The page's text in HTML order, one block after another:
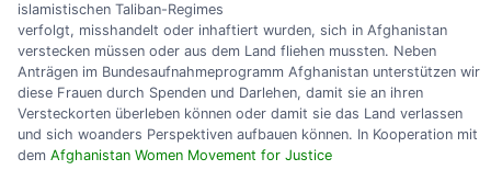
islamistischen Taliban-Regimes
verfolgt, misshandelt oder inhaftiert wurden, sich in Afghanistan
verstecken müssen oder aus dem Land fliehen mussten. Neben
Anträgen im Bundesaufnahmeprogramm Afghanistan unterstützen wir
diese Frauen durch Spenden und Darlehen, damit sie an ihren
Versteckorten überleben können oder damit sie das Land verlassen
und sich woanders Perspektiven aufbauen können. In Kooperation mit
dem Afghanistan Women Movement for Justice